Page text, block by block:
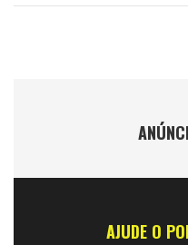
AJUDE O